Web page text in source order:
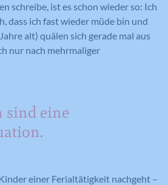
schreibe, ist es schon wieder so: Ich
dass ich fast wieder müde bin und
alt) quälen sich gerade mal aus
nur nach mehrmaliger
sind eine
einer Ferialtätigkeit nachgeht –